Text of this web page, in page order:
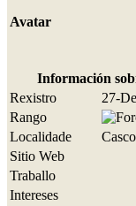
Avatar
Información
Rexistro
27-
Rango
Localidade
Sitio Web
Traballo
Intereses